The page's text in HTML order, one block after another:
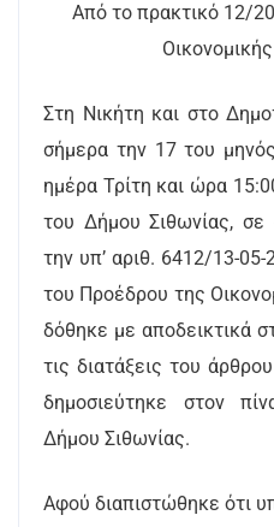
Από το πρακτικό 12/
Στη Νικήτη και στο
σήμερα την 17 του
ημέρα Τρίτη και ώρα
του Δήμου Σιθωνίας, σε
την υπ’ αριθ. 6412/13-
του Προέδρου της
δόθηκε με αποδεικτικά
τις διατάξεις του
δημοσιεύτηκε στον
Δήμου Σιθωνίας.
Αφού διαπιστώθηκε ότι